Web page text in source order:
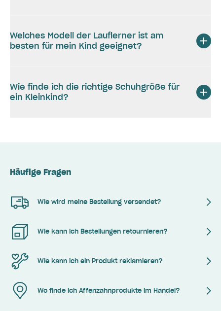
Welches Modell der Lauflerner ist am
besten für mein Kind geeignet?
Wie finde ich die richtige Schuhgröße für
ein Kleinkind?
Häufige Fragen
Wie wird meine Bestellung versendet?
Wie kann ich Bestellungen retournieren?
Wie kann ich ein Produkt reklamieren?
Wo finde ich Affenzahnprodukte im Handel?